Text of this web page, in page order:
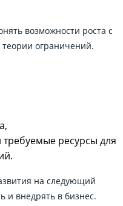
возможности роста с
ограничений.
ресурсы для
на следующий
и внедрять в бизнес.